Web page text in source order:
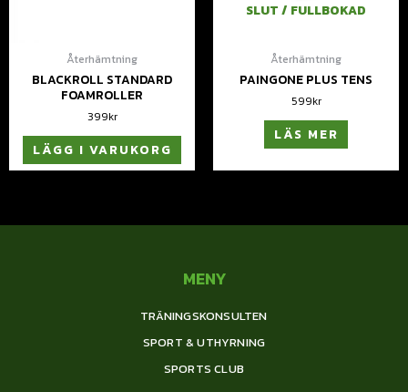
Återhämtning
BLACKROLL STANDARD
FOAMROLLER
399kr
LÄGG I VARUKORG
SLUT / FULLBOKAD
Återhämtning
PAINGONE PLUS TENS
599kr
LÄS MER
MENY
TRÄNINGSKONSULTEN
SPORT & UTHYRNING
SPORTS CLUB